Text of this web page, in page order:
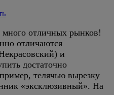
много отличных рынков!
отличаются
и
достаточно
телячью вырезку
«эксклюзивный». На